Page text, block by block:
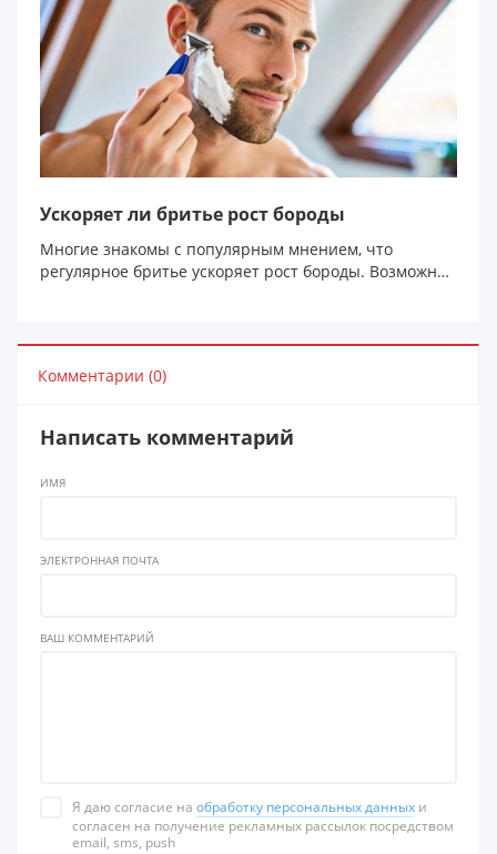
Ускоряет ли бритье рост бороды
Многие знакомы с популярным мнением, что
регулярное бритье ускоряет рост бороды. Возможно,
Комментарии (0)
Написать комментарий
ИМЯ
ЭЛЕКТРОННАЯ ПОЧТА
ВАШ КОММЕНТАРИЙ
Я даю согласие на обработку персональных данных и
согласен на получение рекламных рассылок посредством
email, sms, push